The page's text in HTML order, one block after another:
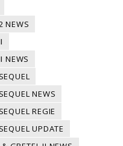
NEWS
NEWS
NEWS
REGIE
UPDATE